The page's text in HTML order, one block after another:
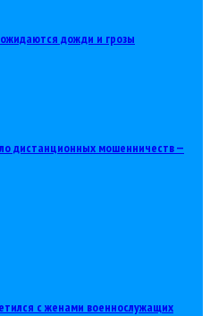
дожди и грозы
дистанционных мошенничеств —
с женами военнослужащих